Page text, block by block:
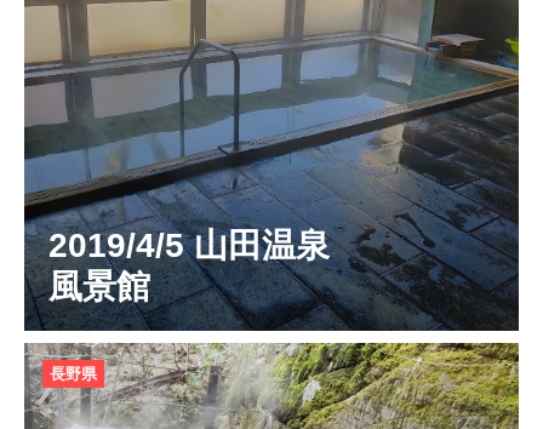
2019/4/5 山田温泉
風景館
長野県